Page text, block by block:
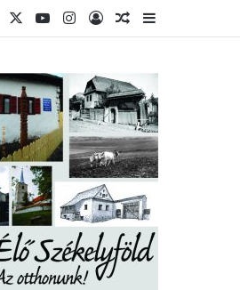
YouTubeInstagram
BelépésVéletlen cikk
Oldalsáv